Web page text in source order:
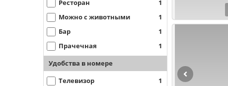
Ресторан
1
Можно с животными
1
Бар
1
Прачечная
1
Удобства в номере
Телевизор
1